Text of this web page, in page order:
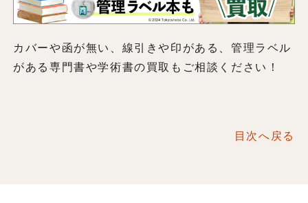
カバーや函が無い、線引きや印がある、管理ラベル
がある専門書や学術書の買取もご相談ください！
目次へ戻る